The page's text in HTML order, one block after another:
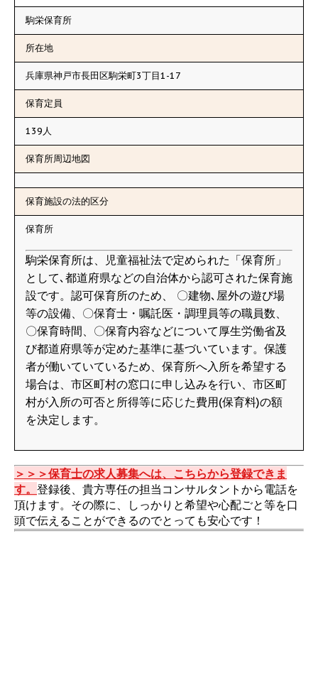
駒栄保育所
所在地
兵庫県神戸市長田区駒栄町3丁目1-17
保育定員
139人
保育所周辺地図
保育施設の法的区分
保育所
駒栄保育所は、児童福祉法で定められた「保育所」
として､都道府県などの自治体から認可された保育施
設です。認可保育所のため、 〇建物､屋外の遊び場
等の設備、〇保育士・嘱託医・調理員等の職員数、
〇保育時間、〇保育内容などについて厚生労働省及
び都道府県等が定めた基準に基づいています。保護
者が働いていているため、保育所へ入所を希望する
場合は、市区町村の窓口に申し込みを行い、市区町
村が入所の可否と所得等に応じた費用(保育料)の額
を決定します。
＞＞＞保育士の求人募集へは、こちらから登録できま
す。 登録後、貴方専任の担当コンサルタントから電話を
頂けます。その際に、しっかりと希望や心配ごと等を口
頭で伝えることができるのでとっても安心です！